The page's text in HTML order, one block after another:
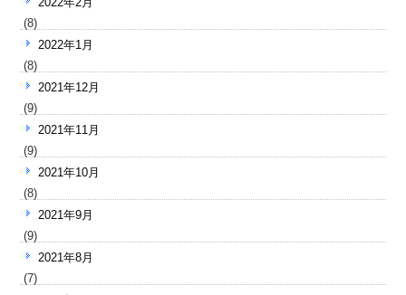
(8)
2022年1月
(8)
2021年12月
(9)
2021年11月
(9)
2021年10月
(8)
2021年9月
(9)
2021年8月
(7)